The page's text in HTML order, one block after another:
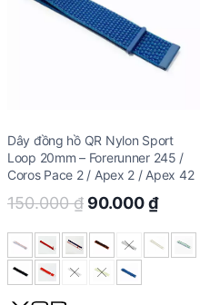
Dây đồng hồ QR Nylon Sport
Loop 20mm – Forerunner 245 /
Coros Pace 2 / Apex 2 / Apex 42
150.000₫ Original
was:
150.000 ₫.
90.000₫Current
is: